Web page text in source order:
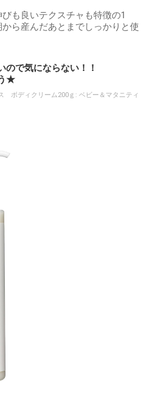
も良いテクスチャも特徴の1
ら産んだあとまでしっかりと使
ので気にならない！！
★
ボディクリーム200ｇ: ベビー＆マタニティ